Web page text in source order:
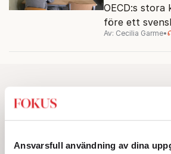
Ansvarsfull användning av dina
OECD:s stora
före ett
Resultatet
Av: Cecilia Garme•